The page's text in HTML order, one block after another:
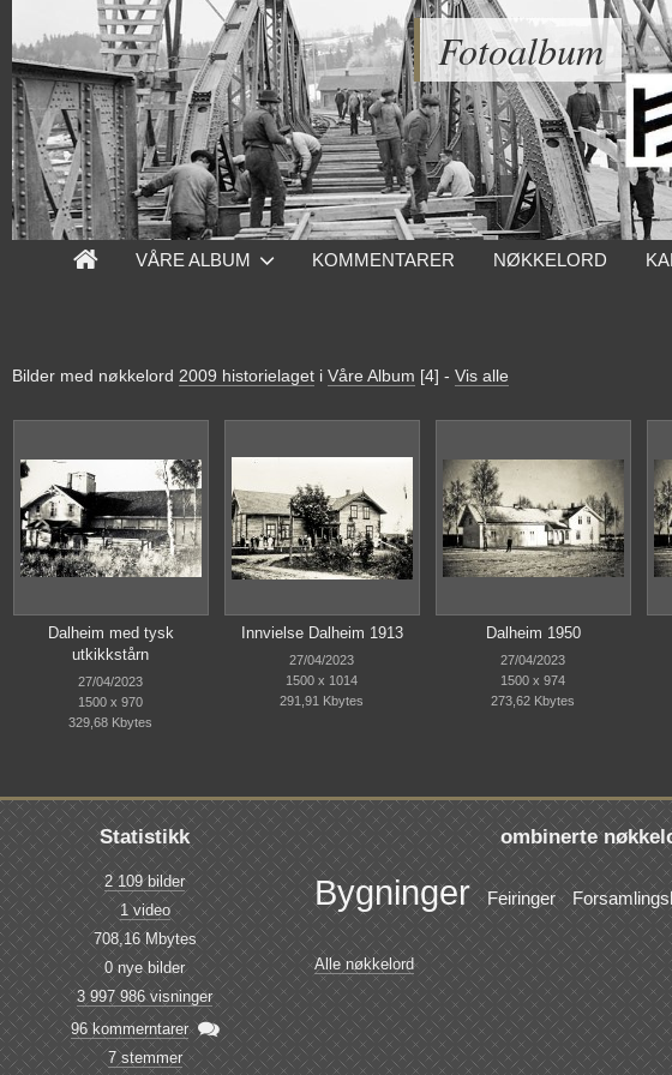
Fotoalbum
VÅRE ALBUM KOMMENTARER NØKKELORD
Bilder med nøkkelord 2009 historielaget i Våre Album [4] - Vis alle
Dalheim med tysk
utkikkstårn
27/04/2023
1500 x 970
329,68 Kbytes
Innvielse Dalheim 1913
27/04/2023
1500 x 1014
291,91 Kbytes
Dalheim 1950
27/04/2023
1500 x 974
273,62 Kbytes
Statistikk
2 109 bilder
1 video
708,16 Mbytes
0 nye bilder
3 997 986 visninger
96 kommerntarer 
7 stemmer
ombinerte
Bygninger Feiringer
Alle nøkkelord